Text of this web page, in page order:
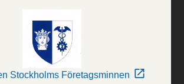
Stockholms Företagsminnen